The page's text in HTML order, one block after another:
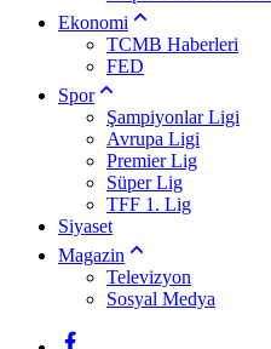
Ekonomi
TCMB Haberleri
FED
Spor
Şampiyonlar Ligi
Avrupa Ligi
Premier Lig
Süper Lig
TFF 1. Lig
Siyaset
Magazin
Televizyon
Sosyal Medya